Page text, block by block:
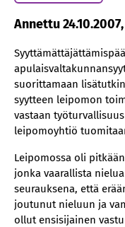
Annettu
suorittamaan
syytteen leipomon
vastaan
leipomoyhtiö
Leipomossa oli
jonka vaarallista
seurauksena, että
joutunut nieluun ja
ollut ensisijainen